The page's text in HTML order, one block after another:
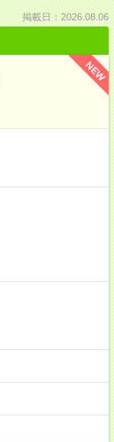
掲載日：2026.08.06
NEW